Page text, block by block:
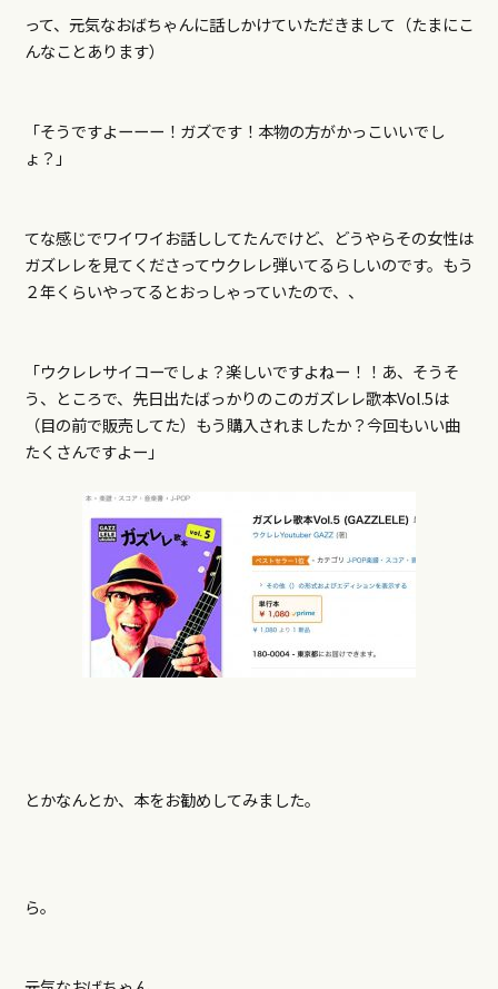
って、元気なおばちゃんに話しかけていただきまして（たまにこ
んなことあります）
「そうですよーーー！ガズです！本物の方がかっこいいでし
ょ？」
てな感じでワイワイお話ししてたんでけど、どうやらその女性は
ガズレレを見てくださってウクレレ弾いてるらしいのです。もう
２年くらいやってるとおっしゃっていたので、、
「ウクレレサイコーでしょ？楽しいですよねー！！あ、そうそ
う、ところで、先日出たばっかりのこのガズレレ歌本Vol.5は
（目の前で販売してた）もう購入されましたか？今回もいい曲
たくさんですよー」
とかなんとか、本をお勧めしてみました。
ら。